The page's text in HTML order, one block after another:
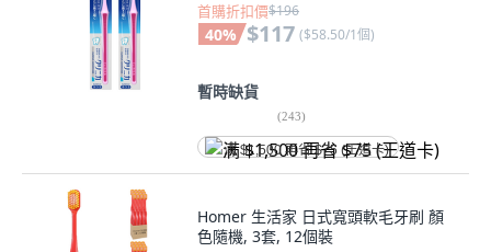
首購折扣價$196
40% $117 ($58.50/1個)
暫時缺貨
(243)
满 $1,500 再省 $75 (王道卡)
Homer 生活家 日式寬頭軟毛牙刷 顏
色隨機, 3套, 12個裝